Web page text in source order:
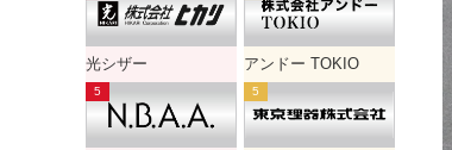
光シザー アンドー TOKIO